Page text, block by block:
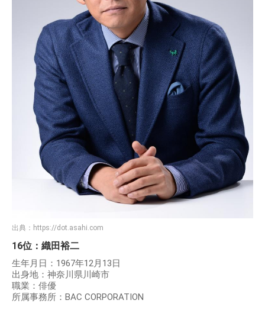
出典： https://dot.asahi.com
16位：織田裕二
生年月日：1967年12月13日
出身地：神奈川県川崎市
職業：俳優
所属事務所：BAC CORPORATION